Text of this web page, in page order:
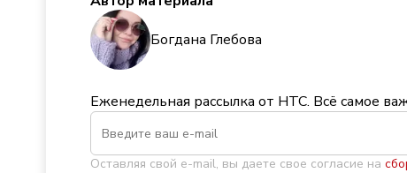
Богдана Глебова
Еженедельная рассылка от НТС. Всё самое
Оставляя свой e-mail, вы даете свое согласие на